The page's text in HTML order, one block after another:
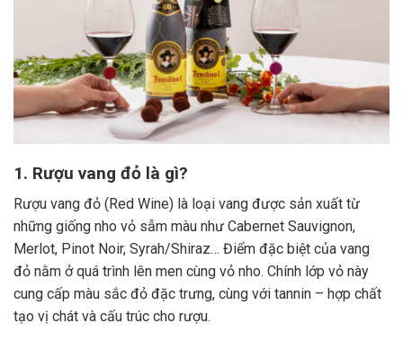
1. Rượu vang đỏ là gì?
Rượu vang đỏ (Red Wine) là loại vang được sản xuất từ
những giống nho vỏ sẫm màu như Cabernet Sauvignon,
Merlot, Pinot Noir, Syrah/Shiraz… Điểm đặc biệt của vang
đỏ nằm ở quá trình lên men cùng vỏ nho. Chính lớp vỏ này
cung cấp màu sắc đỏ đặc trưng, cùng với tannin – hợp chất
tạo vị chát và cấu trúc cho rượu.